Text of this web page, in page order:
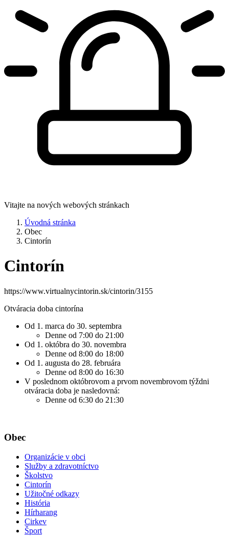
Vitajte na nových webových stránkach
Úvodná stránka
Obec
Cintorín
Cintorín
https://www.virtualnycintorin.sk/cintorin/3155
Otváracia doba cintorína
Od 1. marca do 30. septembra
Denne od 7:00 do 21:00
Od 1. októbra do 30. novembra
Denne od 8:00 do 18:00
Od 1. augusta do 28. februára
Denne od 8:00 do 16:30
V poslednom októbrovom a prvom novembrovom týždni
otváracia doba je nasledovná:
Denne od 6:30 do 21:30
Obec
Organizácie v obci
Služby a zdravotníctvo
Školstvo
Cintorín
Užitočné odkazy
História
Hírharang
Cirkev
Šport